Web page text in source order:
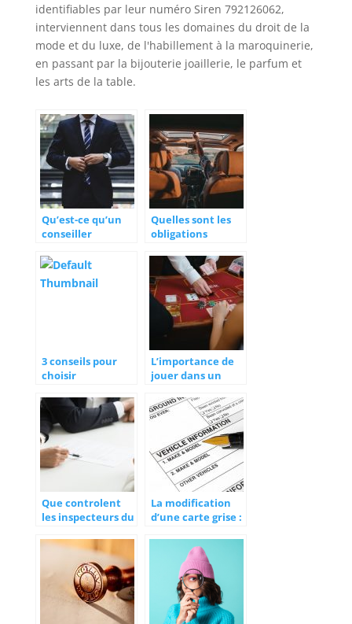
identifiables par leur numéro Siren 792126062,
interviennent dans tous les domaines du droit de la
mode et du luxe, de l'habillement à la maroquinerie,
en passant par la bijouterie joaillerie, le parfum et
les arts de la table.
Qu’est-ce qu’un
conseiller
Quelles sont les
obligations
connaître pour
conduire une
voiture ?
3 conseils pour
choisir
assurance auto
L’importance de
jouer dans un
agree
Que controlent
les inspecteurs du
La modification
d’une carte grise :